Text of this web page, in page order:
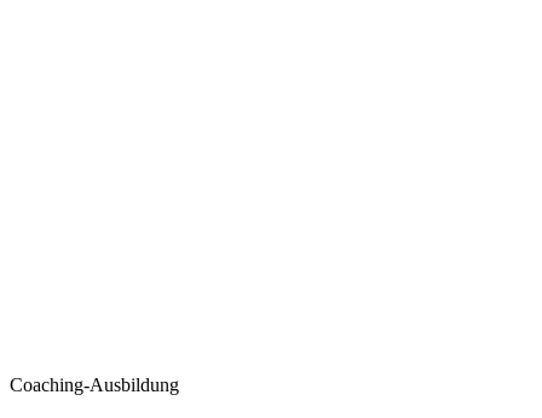
Coaching-Ausbildung